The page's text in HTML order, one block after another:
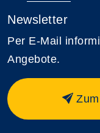
Newsletter
Per E-Mail
Angebote.